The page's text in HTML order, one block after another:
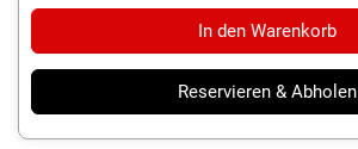
In den Warenkorb
Reservieren & Abholen